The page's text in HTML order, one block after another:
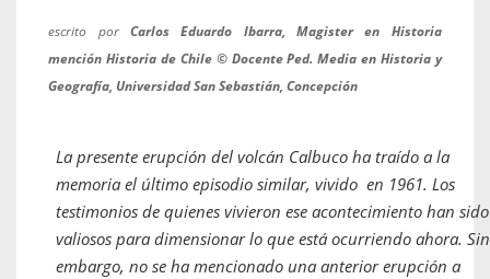
escrito porCarlos Eduardo Ibarra, Magister en Historia
mención Historia de Chile © Docente Ped. Media en Historia y
Geografía, Universidad San Sebastián, Concepción
La presente erupción del volcán Calbuco ha traído a la
memoria el último episodio similar, vivido en 1961. Los
testimonios de quienes vivieron ese acontecimiento han sido
valiosos para dimensionar lo que está ocurriendo ahora. Sin
embargo, no se ha mencionado una anterior erupción a